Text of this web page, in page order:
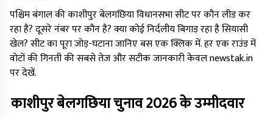
पश्चिम बंगालकीकाशीपुर बेलगछियाविधानसभा सीट पर कौन लीड कर
रहा है? दूसरे नंबर पर कौन है? क्या कोई निर्दलीय बिगाड़ रहा है सियासी
खेल? सीट का पूरा जोड़-घटाना जानिए बस एक क्लिक में. हर एक राउंड में
वोटों की गिनती की सबसे तेज और सटीक जानकारी केवल newstak.in
पर देखें.
काशीपुर बेलगछियाचुनाव2026के उम्मीदवार